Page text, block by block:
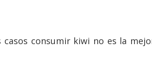
casos consumir kiwi no es la